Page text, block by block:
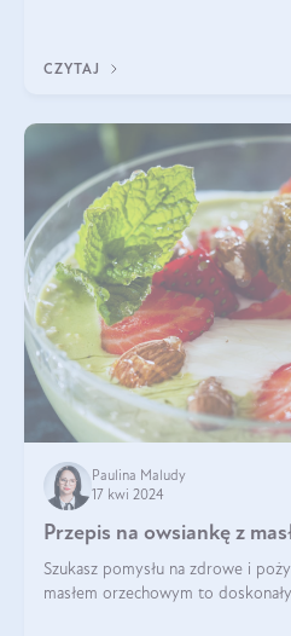
CZYTAJ
Paulina Maludy
17 kwi 2024
Przepis na owsiankę z
Szukasz pomysłu na zdrowe i
masłem orzechowym to